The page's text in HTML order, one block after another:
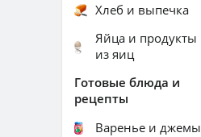
Хлеб и выпечка
Яйца и продукты
из яиц
Готовые блюда и
рецепты
Варенье и джемы